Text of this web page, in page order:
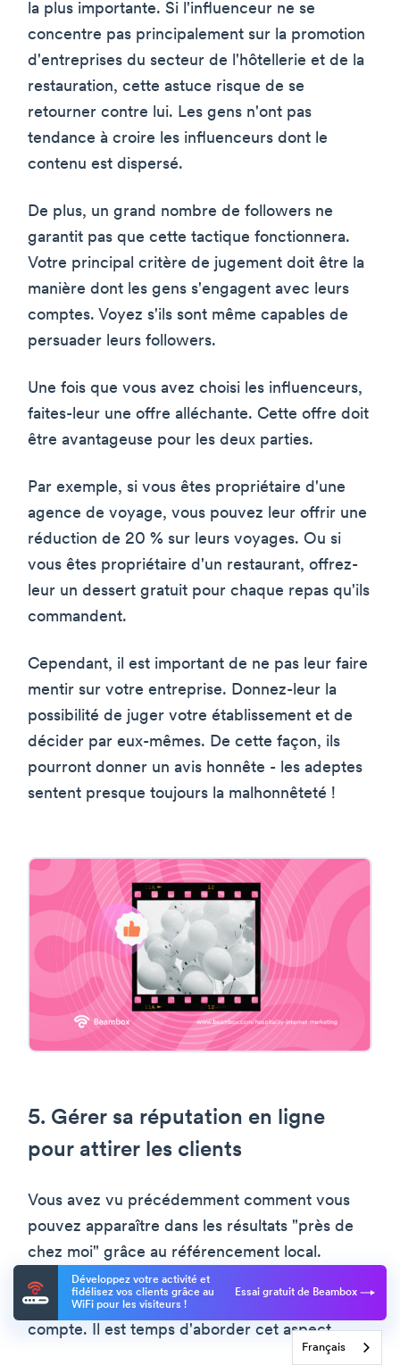
la plus importante. Si l'influenceur ne se
concentre pas principalement sur la promotion
d'entreprises du secteur de l'hôtellerie et de la
restauration, cette astuce risque de se
retourner contre lui. Les gens n'ont pas
tendance à croire les influenceurs dont le
contenu est dispersé.
De plus, un grand nombre de followers ne
garantit pas que cette tactique fonctionnera.
Votre principal critère de jugement doit être la
manière dont les gens s'engagent avec leurs
comptes. Voyez s'ils sont même capables de
persuader leurs followers.
Une fois que vous avez choisi les influenceurs,
faites-leur une offre alléchante. Cette offre doit
être avantageuse pour les deux parties.
Par exemple, si vous êtes propriétaire d'une
agence de voyage, vous pouvez leur offrir une
réduction de 20 % sur leurs voyages. Ou si
vous êtes propriétaire d'un restaurant, offrez-
leur un dessert gratuit pour chaque repas qu'ils
commandent.
Cependant, il est important de ne pas leur faire
mentir sur votre entreprise. Donnez-leur la
possibilité de juger votre établissement et de
décider par eux-mêmes. De cette façon, ils
pourront donner un avis honnête - les adeptes
sentent presque toujours la malhonnêteté !
5. Gérer sa réputation en ligne
pour attirer les clients
Vous avez vu précédemment comment vous
pouvez apparaître dans les résultats "près de
chez moi" grâce au référencement local.
Cependant, lagestion de la réputation et les
avis Googleentrent également en ligne de
compte. Il est temps d'aborder cet aspect.
Développez votre activité et
fidélisez vos clients grâce au
WiFi pour les visiteurs !
Essai gratuit de Beambox
Français